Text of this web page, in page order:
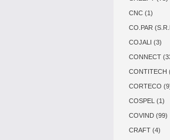
CNC (1)
CO.PAR
COJALI (3)
CONNECT
CONTITECH
CORTECO
COSPEL (1)
COVIND (99)
CRAFT (4)